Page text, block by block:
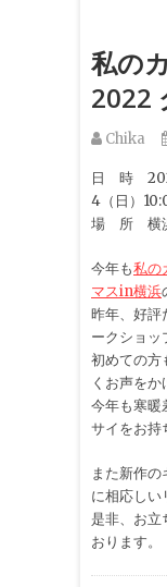
私の
2022
Chika
日 時
4（日）
場 所 横
今年も私の
マスin横浜
昨年、好評
ークショッ
初めての方
くお声をか
今年も寒暖
サイをお持
また新作
に相応しい
是非、お立
おります。